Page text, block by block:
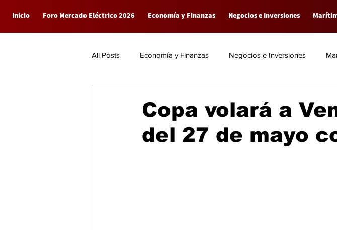
Inicio Foro Mercado Eléctrico 2026 Economía y Finanzas Negocios e Inversiones
All Posts Economía y Finanzas Negocios e Inversiones
Copa volará a
del 27 de mayo